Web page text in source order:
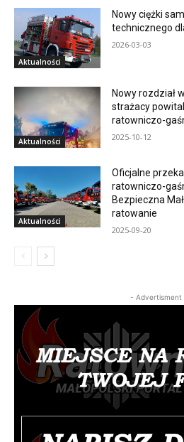
Aktualności
Nowy ciężki
technicznego
2026-03-03
Aktualności
Nowy rozdział
strażacy
ratowniczo-
2025-10-12
Aktualności
Oficjalne
ratowniczo-
Bezpieczna
ratowanie
2025-09-20
- Advertisment